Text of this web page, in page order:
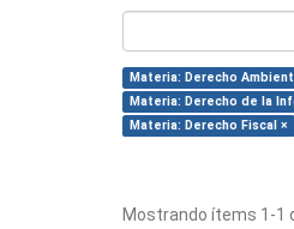
Materia: Derecho
Materia: Derecho de la
Materia: Derecho Fiscal ×
Mostrando ítems 1-1